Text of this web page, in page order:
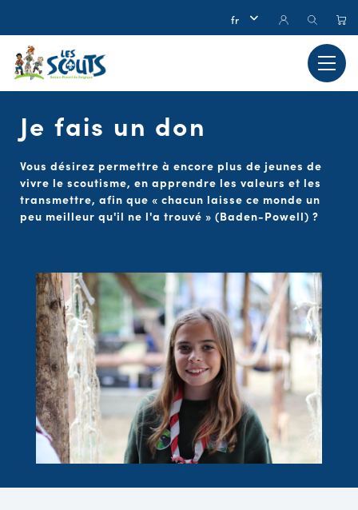
Je fais un don
Vous désirez permettre à encore plus de jeunes de
vivre le scoutisme, en apprendre les valeurs et les
transmettre, afin que « chacun laisse ce monde un
peu meilleur qu'il ne l'a trouvé » (Baden-Powell) ?